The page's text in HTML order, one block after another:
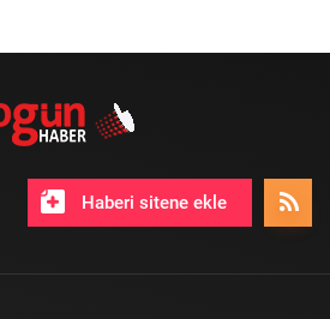
Haberi sitene ekle